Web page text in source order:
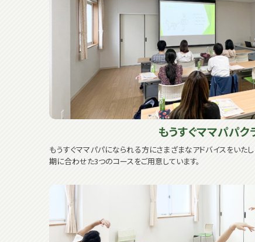
もうすぐママパパク
もうすぐママパパになられる方にさまざまなアドバイスをいた
期に合わせた3つのコースをご用意しています。